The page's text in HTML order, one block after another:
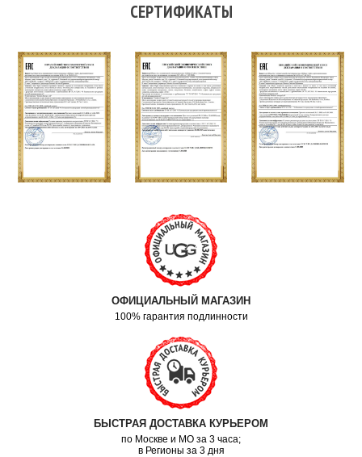
СЕРТИФИКАТЫ
ОФИЦИАЛЬНЫЙ МАГАЗИН
100% гарантия подлинности
БЫСТРАЯ ДОСТАВКА КУРЬЕРОМ
по Москве и МО за 3 часа;
в Регионы за 3 дня